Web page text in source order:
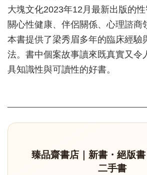
大塊文化2023年12月最新出版的
關心性健康、伴侶關係、心理諮商
本書提供了梁秀眉多年的臨床經驗
法。書中個案故事讀來既真實又令
具知識性與可讀性的好書。